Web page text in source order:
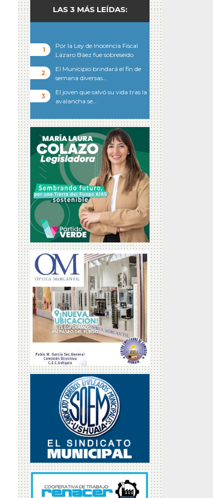
LAS 3 MÁS LEÍDAS:
Por la Ley de Inocencia Fiscal
Lázaro Báez fue sobreseído
El Municipio brindará el fin de
semana diversas…
El joven que salvó su vida tras la
avalancha se…